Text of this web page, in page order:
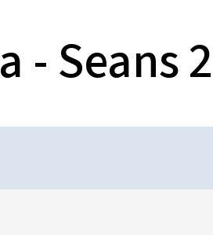
- Seans 2